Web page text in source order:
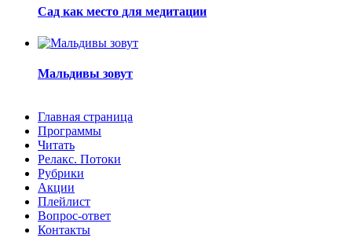
Сад как место для медитации
Мальдивы зовут
Главная страница
Программы
Читать
Релакс. Потоки
Рубрики
Акции
Плейлист
Вопрос-ответ
Контакты